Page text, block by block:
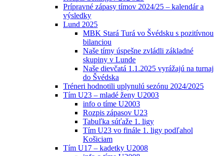
Prípravné zápasy tímov 2024/25 – kalendár a
výsledky
Lund 2025
MBK Stará Turá vo Švédsku s pozitívnou
bilanciou
Naše tímy úspešne zvládli základné
skupiny v Lunde
Naše dievčatá 1.1.2025 vyrážajú na turnaj
do Švédska
Tréneri hodnotili uplynulú sezónu 2024/2025
Tím U23 – mladé ženy U2003
info o tíme U2003
Rozpis zápasov U23
Tabuľka súťaže 1. ligy
Tím U23 vo finále 1. ligy podľahol
Košiciam
Tím U17 – kadetky U2008